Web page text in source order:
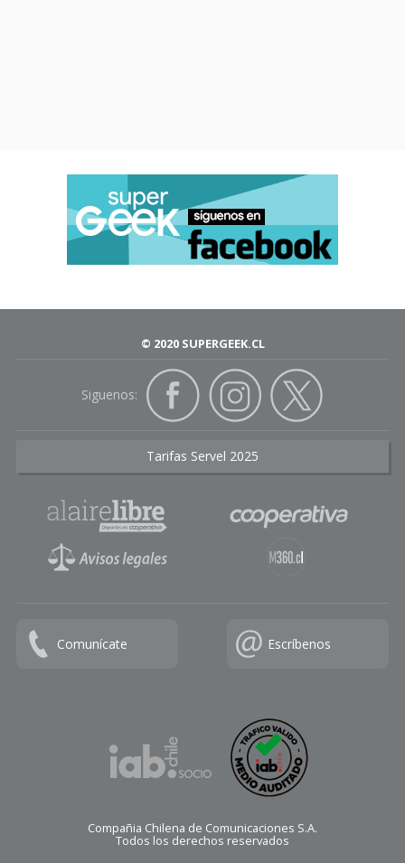
© 2020 SUPERGEEK.CL
Siguenos:
Tarifas Servel 2025
Comunícate Escríbenos
Compañia Chilena de Comunicaciones S.A.
Todos los derechos reservados